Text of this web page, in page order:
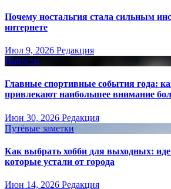
Почему ностальгия стала сильным
интернете
Июл 9, 2026 Редакция
Новости
Главные спортивные события года:
привлекают наибольшее внимание
Июн 30, 2026 Редакция
Путёвые заметки
Как выбрать хобби для выходных:
которые устали от города
Июн 14, 2026 Редакция